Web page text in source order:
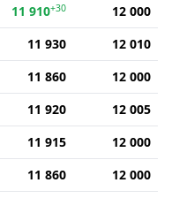
11 910+30
12 000
11 930
12 010
11 860
12 000
11 920
12 005
11 915
12 000
11 860
12 000